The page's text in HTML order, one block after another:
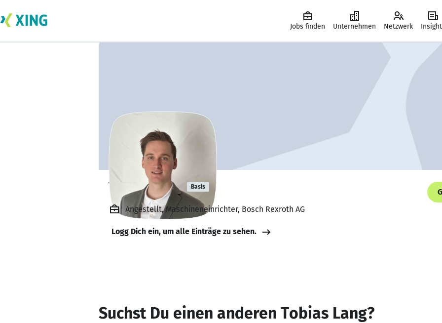
Jobs finden Unternehmen Netzwerk
Tobias Lang Basis
Angestellt, Maschineneinrichter, Bosch Rexroth AG
Logg Dich ein, um alle Einträge zu sehen.
Suchst Du einen anderen Tobias Lang?